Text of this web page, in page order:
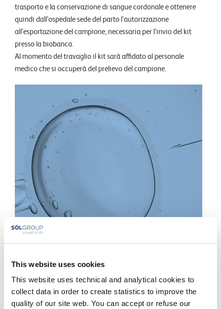
This website uses cookies
This website uses technical and analytical cookies to
collect data in order to create statistics to improve the
quality of our site web. You can accept or refuse our
trasporto e la conservazione di sangue cordonale e ottenere
quindi dall’ospedale sede del parto l’autorizzazione
all’esportazione del campione, necessaria per l’invio del kit
presso la biobanca.
Al momento del travaglio il kit sarà affidato al personale
medico che si occuperà del prelievo del campione.